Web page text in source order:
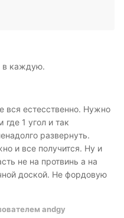
в каждую.
вся естесственно. Нужно
где 1 угол и так
развернуть.
и все получится. Ну и
не на протвинь а на
доской. Не фордовую
andgy